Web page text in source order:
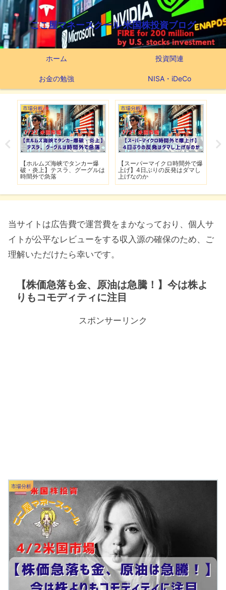
ここ屋マネースクール 米国株投資ブログ
ホーム 投資関連
お金の勉強 NISA・iDeCo
市場分析
【ホルムズ海峡でタンカー爆
破・炎上】テスラ、グーグルは
時間外で急落
市場分析
【スーパーマイクロ時間外で爆
上げ】4日ぶりの反発はダマし
上げなのか
当サイトは広告費で運営費をまかなっており、個人サ
イトが公平なレビューをする収入源の確保のため、ご
理解いただけたら幸いです。
【株価急落も金、原油は急騰！】今は株よ
りもコモディティに注目
スポンサーリンク
市場分析